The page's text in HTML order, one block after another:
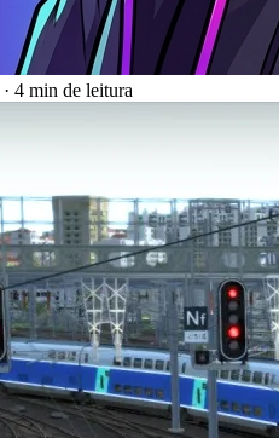
· 4 min de leitura